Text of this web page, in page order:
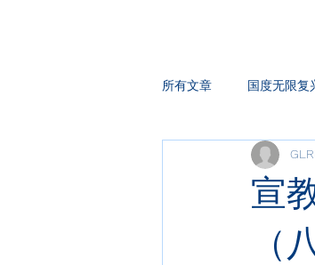
所有文章 国度无限复
HAKA复兴祷告
宣
（